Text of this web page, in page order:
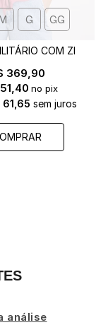
G GG
369,90
no pix
61,65 sem juros
análise